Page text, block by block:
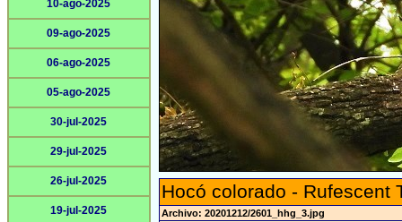
10-ago-2025
09-ago-2025
06-ago-2025
05-ago-2025
30-jul-2025
29-jul-2025
26-jul-2025
19-jul-2025
Hocó colorado - Rufescent
Archivo: 20201212/2601_hhg_3.jpg